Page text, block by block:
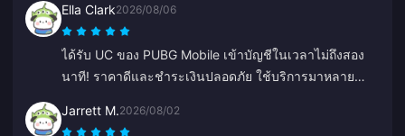
แบบนี้ ที่นี่จะเป็นร้านประจำของฉันแน่นอน
Ella Clark2026/08/06
ได้รับ UC ของ PUBG Mobile เข้าบัญชีในเวลาไม่ถึงสอง
นาที! ราคาดีและชำระเงินปลอดภัย ใช้บริการมาหลาย
Jarrett M.2026/08/02